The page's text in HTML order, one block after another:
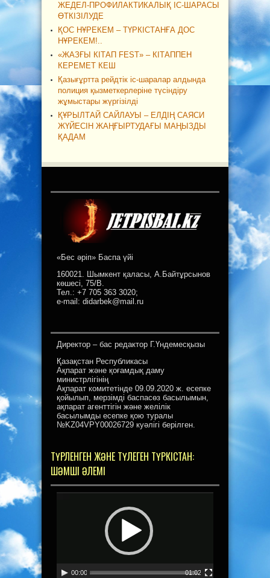
ЖЕДЕЛ-ПРОФИЛАКТИКАЛЫҚ ІС-ШАРАСЫ
ӨТКІЗІЛУДЕ
ҚОС НҰРЕКЕМ – ТҮРКІСТАНҒА ДОС
НҰРЕКЕМ!..
«ЖАЗҒЫ КІТАП FEST» – КІТАППЕН
КЕРЕМЕТ КЕШ
Қазығұртта рейдтік іс-шаралар алдында
полиция қызметкерлеріне түсіндіру
жұмыстары жүргізілді
ҚҰРЫЛТАЙ САЙЛАУЫ – ЕЛДІҢ САЯСИ
ЖҮЙЕСІН ЖАҢҒЫРТУДАҒЫ МАҢЫЗДЫ
ҚАДАМ
«Бес әріп» Баспа үйі
160021. Шымкент қаласы, А.Байтұрсынов
көшесі, 75/В.
Тел.: +7 705 363 3020;
e-mail: didarbek@mail.ru
Директор – бас редактор Г.Үндемесқызы
Қазақстан Республикасы
Ақпарат және қоғамдық даму
министрлігінің
Ақпарат комитетінде 09.09.2020 ж. есепке
қойылып, мерзімді баспасөз басылымын,
ақпарат агенттігін және желілік
басылымды есепке қою туралы
№KZ04VPY00026729 куәлігі берілген.
ТҮРЛЕНГЕН ЖӘНЕ ТҮЛЕГЕН ТҮРКІСТАН:
ШӘМШІ ӘЛЕМІ
00:00 01:02